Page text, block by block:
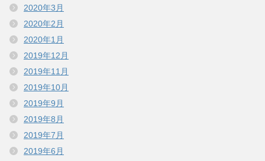
2020年3月
2020年2月
2020年1月
2019年12月
2019年11月
2019年10月
2019年9月
2019年8月
2019年7月
2019年6月